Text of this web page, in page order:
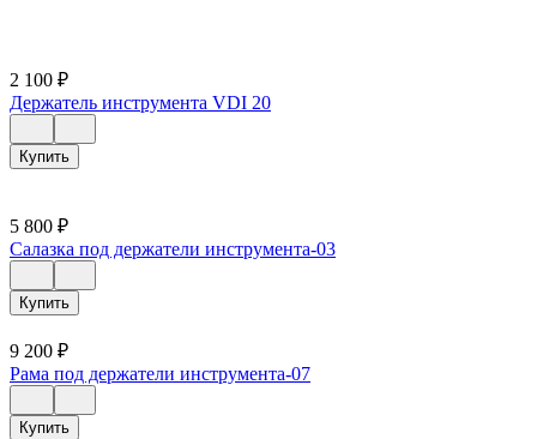
2 100 ₽
Держатель инструмента VDI 20
Купить
5 800 ₽
Салазка под держатели инструмента-03
Купить
9 200 ₽
Рама под держатели инструмента-07
Купить